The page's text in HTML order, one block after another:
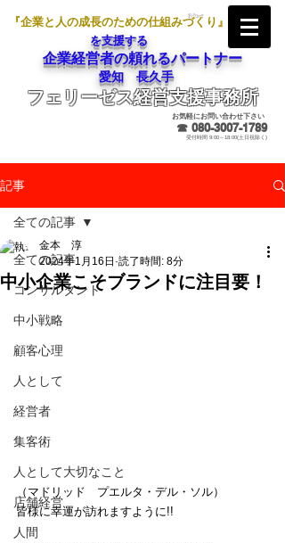
『企業と人の成長のための仕組みづくり』
を支援する
企業経営者の頼れるパートナー
愛知 長久手
フェリーゼス経営支援事務所
お気軽にお問い合わせ下さい
☎ 080-3007-1789
受付時間 9:00～18:00(土日祝除く)
記事
全ての記事
コンサルタント
中小戦略
顧客心理
人として
経営者
集客術
人として大切なこと
店舗経営
人間
全ての記事
中小企業こそブランドに注目要！
金本 淳
2024年1月16日 読了時間: 8分
（マドリッド　プエルタ・デル・ソル）
皆様に幸運が訪れますように!!